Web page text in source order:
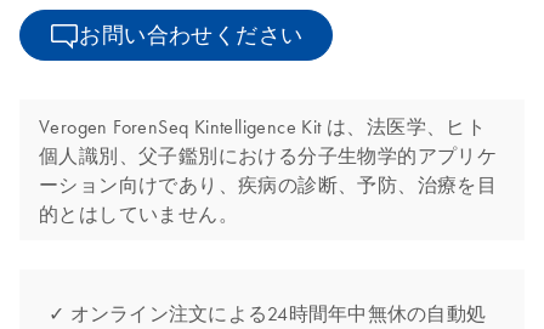
お問い合わせください
Verogen ForenSeq Kintelligence Kit は、法医学、ヒト
個人識別、父子鑑別における分子生物学的アプリケ
ーション向けであり、疾病の診断、予防、治療を目
的とはしていません。
✓ オンライン注文による24時間年中無休の自動処